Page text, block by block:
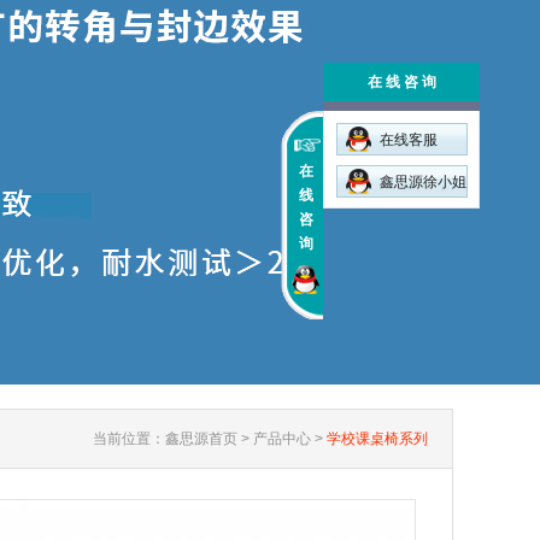
当前位置： 鑫思源首页 > 产品中心 > 学校课桌椅系列
在 线 咨 询
在
线
咨
询
在线客服
鑫思源徐小姐